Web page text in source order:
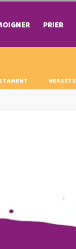
PRIER